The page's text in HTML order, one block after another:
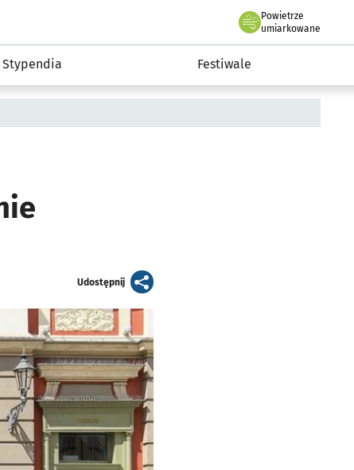
Powietrze
we Wrocławiu
umiarkowane
Stypendia Festiwale
Udostępnijartykuł